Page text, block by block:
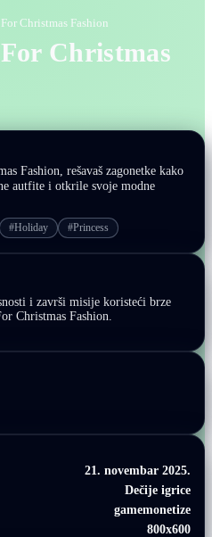
Christmas Fashion
Christmas
Fashion, rešavaš zagonetke kako
autfite i otkrile svoje modne
#Holiday #Princess
i završi misije koristeći brze
Christmas Fashion.
21. novembar 2025.
Dečije igrice
gamemonetize
800x600